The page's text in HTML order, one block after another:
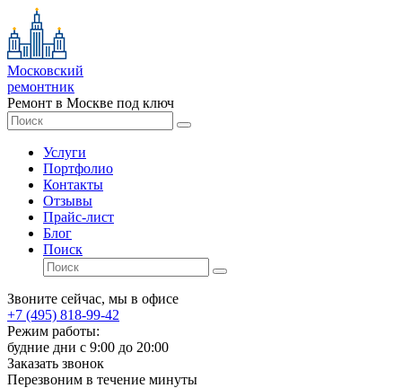
Московский
ремонтник
Ремонт в Москве под ключ
Услуги
Портфолио
Контакты
Отзывы
Прайс-лист
Блог
Поиск
Звоните сейчас, мы в офисе
+7 (495) 818-99-42
Режим работы:
будние дни с 9:00 до 20:00
Заказать звонок
Перезвоним в течение минуты